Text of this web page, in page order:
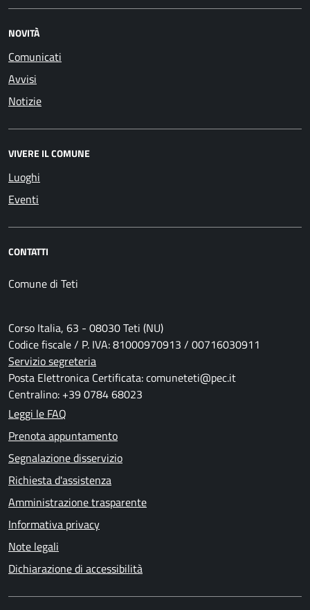
NOVITÀ
Comunicati
Avvisi
Notizie
VIVERE IL COMUNE
Luoghi
Eventi
CONTATTI
Comune di Teti
Corso Italia, 63 - 08030 Teti (NU)
Codice fiscale / P. IVA: 81000970913 / 00716030911
Servizio segreteria
Posta Elettronica Certificata: comuneteti@pec.it
Centralino: +39 0784 68023
Leggi le FAQ
Prenota appuntamento
Segnalazione disservizio
Richiesta d'assistenza
Amministrazione trasparente
Informativa privacy
Note legali
Dichiarazione di accessibilità